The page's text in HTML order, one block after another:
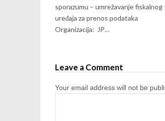
sporazumu – umrežavanje fiskalnog
uređaja za prenos podataka
Organizacija: JP…
Leave a Comment
Your email address will not be